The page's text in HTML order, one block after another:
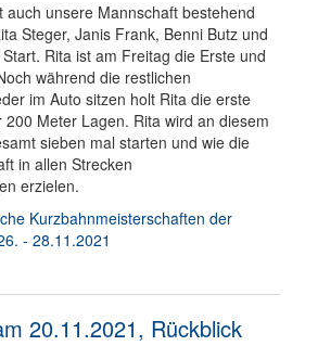
auch unsere Mannschaft bestehend
Steger, Janis Frank, Benni Butz und
Rita ist am Freitag die Erste und
während die restlichen
im Auto sitzen holt Rita die erste
Meter Lagen. Rita wird an diesem
sieben mal starten und wie die
in allen Strecken
erzielen.
Kurzbahnmeisterschaften der
- 28.11.2021
20.11.2021, Rückblick